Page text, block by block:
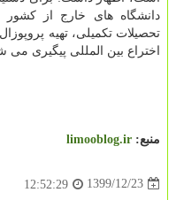
دانشگاه های خارج از کشور
تحصیلات تکمیلی، تهیه
اختراع بین المللی پیگیری می
منبع: limooblog.ir
1399/12/23
12:52:29